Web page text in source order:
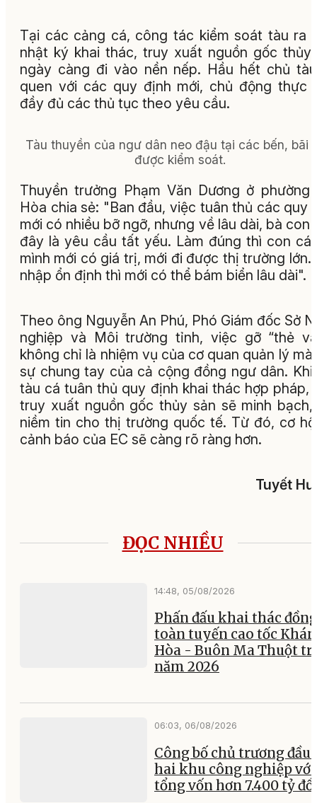
Tại các cảng cá, công tác kiểm soát tàu ra
nhật ký khai thác, truy xuất nguồn gốc thủy
ngày càng đi vào nền nếp. Hầu hết chủ
quen với các quy định mới, chủ động thực
đầy đủ các thủ tục theo yêu cầu.
Tàu thuyền của ngư dân neo đậu tại các bến, bãi
được kiểm soát.
Thuyền trưởng Phạm Văn Dương ở phường
Hòa chia sẻ: "Ban đầu, việc tuân thủ các quy
mới có nhiều bỡ ngỡ, nhưng về lâu dài, bà con
đây là yêu cầu tất yếu. Làm đúng thì con cá
mình mới có giá trị, mới đi được thị trường lớn.
nhập ổn định thì mới có thể bám biển lâu dài".
Theo ông Nguyễn An Phú, Phó Giám đốc Sở
nghiệp và Môi trường tỉnh, việc gỡ “thẻ
không chỉ là nhiệm vụ của cơ quan quản lý mà
sự chung tay của cả cộng đồng ngư dân. Khi
tàu cá tuân thủ quy định khai thác hợp pháp,
truy xuất nguồn gốc thủy sản sẽ minh
niềm tin cho thị trường quốc tế. Từ đó, cơ
cảnh báo của EC sẽ càng rõ ràng hơn.
Tuyết
ĐỌC NHIỀU
14:48, 05/08/2026
Phấn đấu khai thác
toàn tuyến cao tốc
Hòa - Buôn Ma Thuột
năm 2026
06:03, 06/08/2026
Công bố chủ trương đầu
hai khu công nghiệp với
tổng vốn hơn 7.400 tỷ